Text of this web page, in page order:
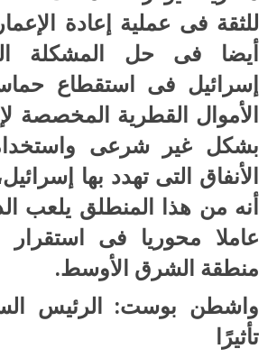
للثقة فى عملية إعادة
أيضا فى حل المشكلة
إسرائيل فى استقطاع
الأموال القطرية المخصصة
بشكل غير شرعى
الأنفاق التى تهدد بها
أنه من هذا المنطلق يلعب
عاملا محوريا فى استقرار
منطقة الشرق الأوسط.
واشطن بوست: الرئيس
تأثيرًا